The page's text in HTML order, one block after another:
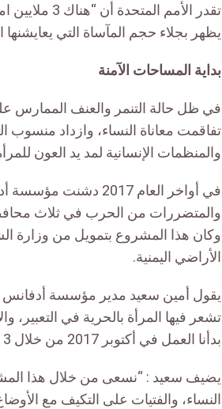
يظهر بجلاء حجم المآساة التي يعايشنها
بداية المساحات الآمنة
في ظل حالة التنمر والعنف الممارس
تفاقمت معاناة النساء، وازداد
والمنظمات الإنسانية لمد يد العون
في أواخر العام
والمتضررات من الحرب في ثلاث
وكان هذا المشروع بتمويل من وزارة
الأراضي اليمنية.
تشعر فيها المرأة بالحرية في
بدأنا العمل في أكتوبر 2017 من خلال 3 فروع في كل من صنعاء وعدن وتعز”.
يضيف سعيد : “نسعى من خلال هذا
النساء، والفتيات على التكيف مع